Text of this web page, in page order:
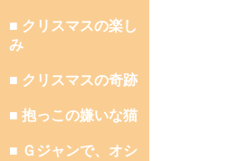
■ クリスマスの楽し
み
■ クリスマスの奇跡
■ 抱っこの嫌いな猫
■ Ｇジャンで、オシ